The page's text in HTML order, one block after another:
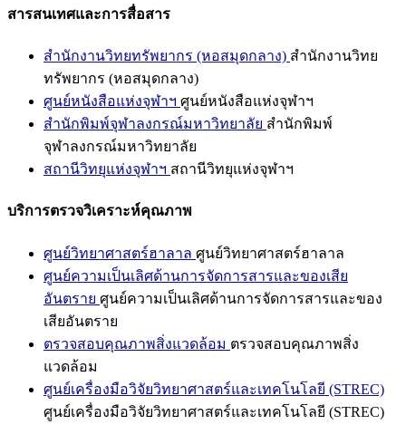
สารสนเทศและการสื่อสาร
สำนักงานวิทยทรัพยากร (หอสมุดกลาง) สำนักงานวิทย
ทรัพยากร (หอสมุดกลาง)
ศูนย์หนังสือแห่งจุฬาฯ ศูนย์หนังสือแห่งจุฬาฯ
สำนักพิมพ์จุฬาลงกรณ์มหาวิทยาลัย สำนักพิมพ์
จุฬาลงกรณ์มหาวิทยาลัย
สถานีวิทยุแห่งจุฬาฯ สถานีวิทยุแห่งจุฬาฯ
บริการตรวจวิเคราะห์คุณภาพ
ศูนย์วิทยาศาสตร์ฮาลาล ศูนย์วิทยาศาสตร์ฮาลาล
ศูนย์ความเป็นเลิศด้านการจัดการสารและของเสีย
อันตราย ศูนย์ความเป็นเลิศด้านการจัดการสารและของ
เสียอันตราย
ตรวจสอบคุณภาพสิ่งแวดล้อม ตรวจสอบคุณภาพสิ่ง
แวดล้อม
ศูนย์เครื่องมือวิจัยวิทยาศาสตร์และเทคโนโลยี (STREC)
ศูนย์เครื่องมือวิจัยวิทยาศาสตร์และเทคโนโลยี (STREC)